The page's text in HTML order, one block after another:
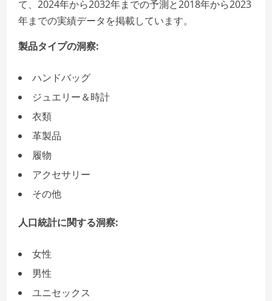
て、2024年から2032年までの予測と2018年から2023
年までの実績データを掲載しています。
製品タイプの洞察:
ハンドバッグ
ジュエリー＆時計
衣類
革製品
履物
アクセサリー
その他
人口統計に関する洞察:
女性
男性
ユニセックス